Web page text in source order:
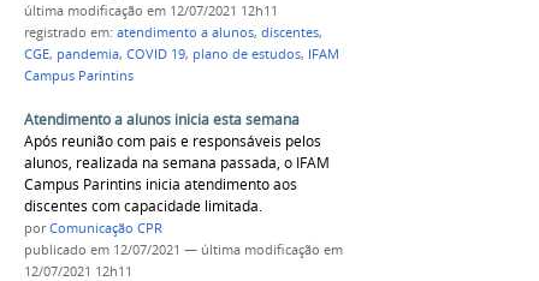
última modificação em 12/07/2021 12h11
registrado em: atendimento a alunos, discentes,
CGE, pandemia, COVID 19, plano de estudos, IFAM
Campus Parintins
Atendimento a alunos inicia esta semana
Após reunião com pais e responsáveis pelos
alunos, realizada na semana passada, o IFAM
Campus Parintins inicia atendimento aos
discentes com capacidade limitada.
porComunicação CPR
publicado em 12/07/2021 — última modificação em
12/07/2021 12h11